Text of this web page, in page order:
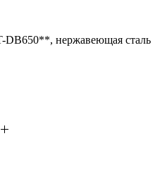
DB650**, нержавеющая сталь